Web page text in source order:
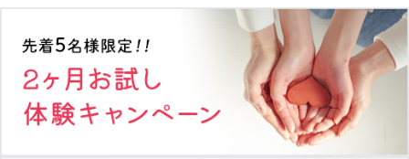
ョ
ン